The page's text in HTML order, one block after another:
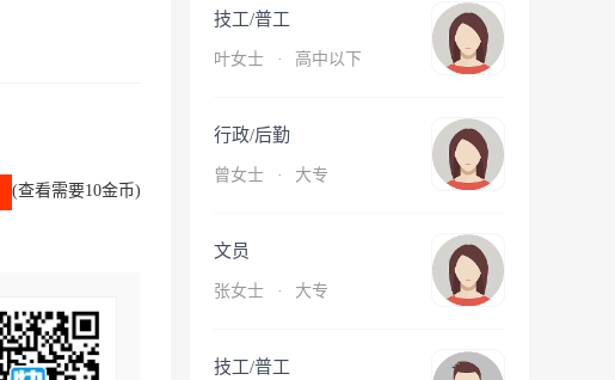
(查看需要10金币)
技工/普工
叶女士 · 高中以下
行政/后勤
曾女士 · 大专
文员
张女士 · 大专
技工/普工